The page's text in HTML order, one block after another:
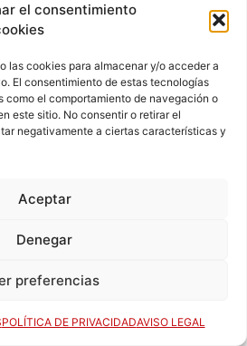
el consentimiento
las cookies para almacenar y/o acceder a
El consentimiento de estas tecnologías
como el comportamiento de navegación o
este sitio. No consentir o retirar el
negativamente a ciertas características y
Aceptar
Denegar
preferencias
POLÍTICA DE PRIVACIDADAVISO LEGAL